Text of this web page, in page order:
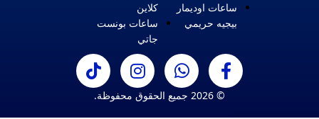
كلاين
ساعات بونست
جاتي
ساعات اوديمار
بيجيه حريمي
© 2026 جميع الحقوق محفوظة.